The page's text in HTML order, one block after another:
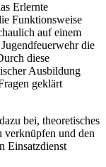
Erlernte
Funktionsweise
auf einem
die
diese
Ausbildung
geklärt
bei, theoretisches
verknüpfen und den
Einsatzdienst